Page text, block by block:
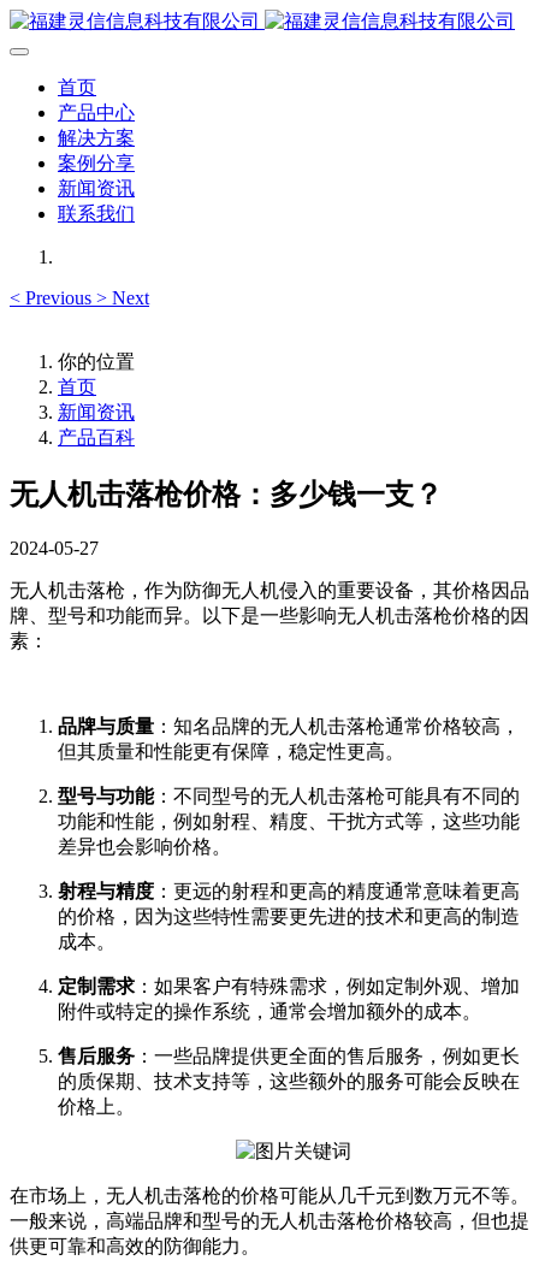
首页
产品中心
解决方案
案例分享
新闻资讯
联系我们
< Previous > Next
你的位置
首页
新闻资讯
产品百科
无人机击落枪价格：多少钱一支？
2024-05-27
无人机击落枪，作为防御无人机侵入的重要设备，其价格因品
牌、型号和功能而异。以下是一些影响无人机击落枪价格的因
素：
品牌与质量 ：知名品牌的无人机击落枪通常价格较高，
但其质量和性能更有保障，稳定性更高。
型号与功能：不同型号的无人机击落枪可能具有不同的
功能和性能，例如射程、精度、干扰方式等，这些功能
差异也会影响价格。
射程与精度 ：更远的射程和更高的精度通常意味着更高
的价格，因为这些特性需要更先进的技术和更高的制造
成本。
定制需求 ：如果客户有特殊需求，例如定制外观、增加
附件或特定的操作系统，通常会增加额外的成本。
售后服务 ：一些品牌提供更全面的售后服务，例如更长
的质保期、技术支持等，这些额外的服务可能会反映在
价格上。
在市场上，无人机击落枪的价格可能从几千元到数万元不等。
一般来说，高端品牌和型号的无人机击落枪价格较高，但也提
供更可靠和高效的防御能力。